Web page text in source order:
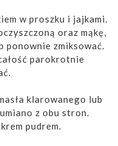
w proszku i jajkami.
oraz mąkę,
ponownie zmiksować.
parokrotnie
klarowanego lub
z obu stron.
pudrem.